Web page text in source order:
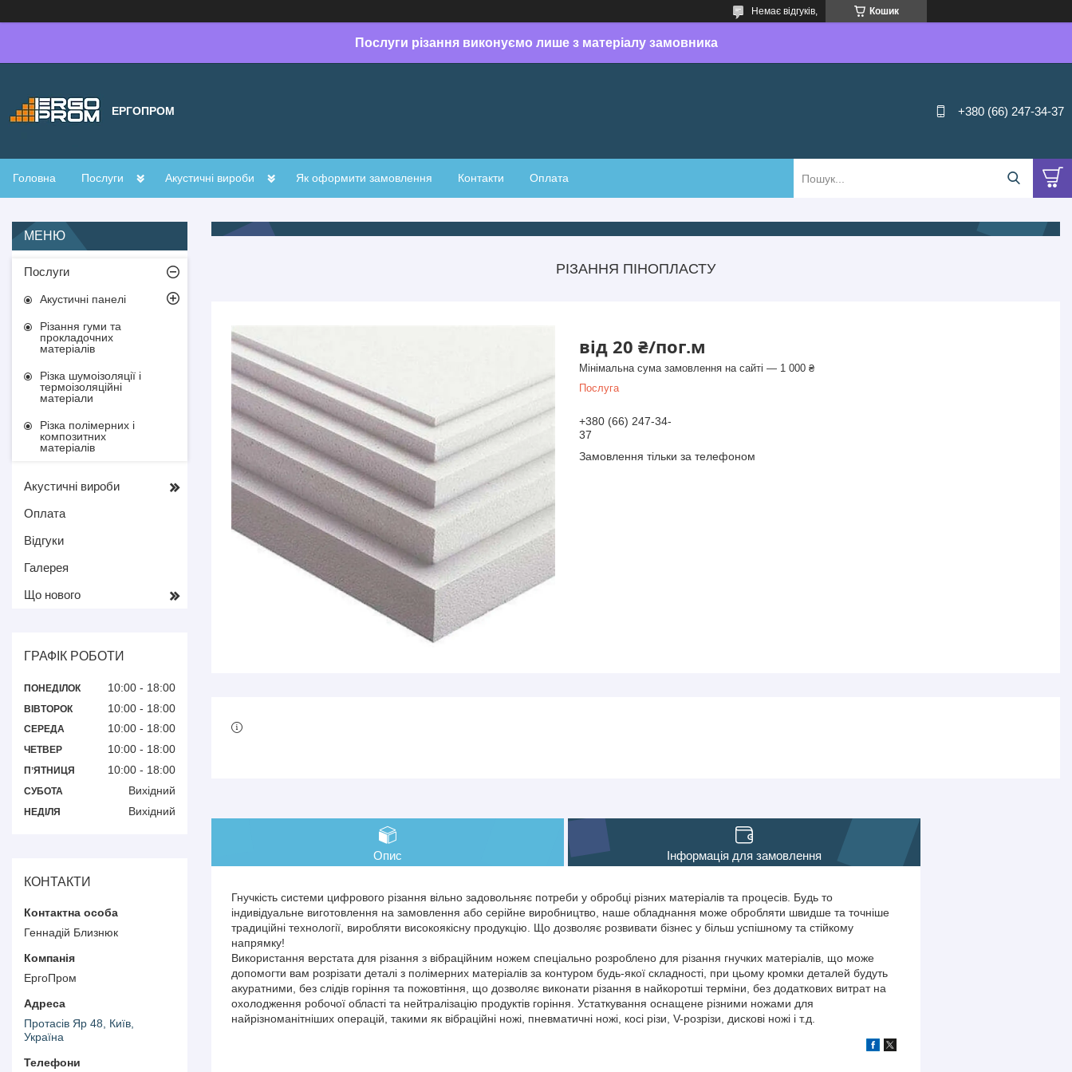
Кошик
Немає відгуків,
Послуги різання виконуємо лише з матеріалу замовника
ЕРГОПРОМ +380 (66) 247-34-37
Головна Послуги Акустичні вироби Як оформити замовлення Контакти Оплата
РІЗАННЯ ПІНОПЛАСТУ
від 20 ₴/пог.м
Мінімальна сума замовлення на сайті — 1 000 ₴
Послуга
+380 (66) 247-34-
37
Замовлення тільки за телефоном
Опис Інформація для замовлення
Гнучкість системи цифрового різання вільно задовольняє потреби у обробці різних матеріалів та процесів. Будь то
індивідуальне виготовлення на замовлення або серійне виробництво, наше обладнання може обробляти швидше та точніше
традиційні технології, виробляти високоякісну продукцію. Що дозволяє розвивати бізнес у більш успішному та стійкому
напрямку!
Використання верстата для різання з вібраційним ножем спеціально розроблено для різання гнучких матеріалів, що може
допомогти вам розрізати деталі з полімерних матеріалів за контуром будь-якої складності, при цьому кромки деталей будуть
акуратними, без слідів горіння та пожовтіння, що дозволяє виконати різання в найкоротші терміни, без додаткових витрат на
охолодження робочої області та нейтралізацію продуктів горіння. Устаткування оснащене різними ножами для
найрізноманітніших операцій, такими як вібраційні ножі, пневматичні ножі, косі різи, V-розрізи, дискові ножі і т.д.
Послуги
Акустичні панелі
Різання гуми та
прокладочних
матеріалів
Різка шумоізоляції і
термоізоляційні
матеріали
Різка полімерних і
композитних
матеріалів
Акустичні вироби
Оплата
Відгуки
Галерея
Що нового
ГРАФІК РОБОТИ
ПОНЕДІЛОК 10:00 18:00
ВІВТОРОК 10:00 18:00
СЕРЕДА 10:00 18:00
ЧЕТВЕР 10:00 18:00
ПʼЯТНИЦЯ 10:00 18:00
СУБОТА Вихідний
НЕДІЛЯ Вихідний
КОНТАКТИ
Геннадій Близнюк
ЕргоПром
Протасів Яр 48, Київ,
Україна